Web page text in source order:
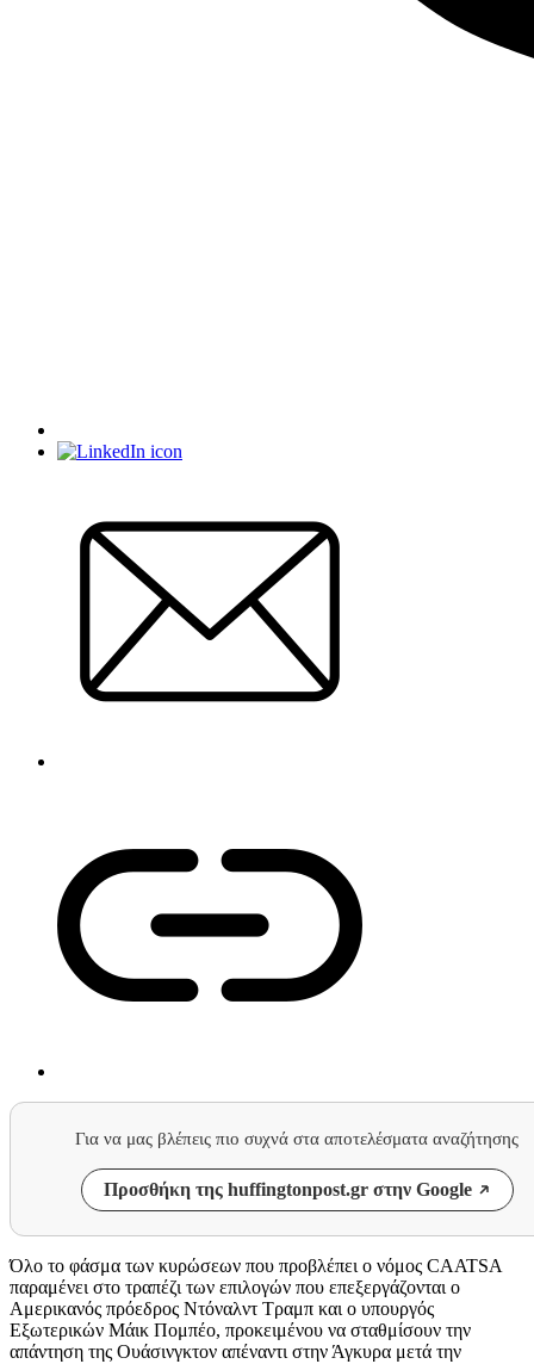
Για να μας βλέπεις πιο συχνά στα αποτελέσματα αναζήτησης
Προσθήκη της huffingtonpost.gr στην Google
Όλο το φάσμα των κυρώσεων που προβλέπει ο νόμος CAATSA
παραμένει στο τραπέζι των επιλογών που επεξεργάζονται ο
Αμερικανός πρόεδρος Ντόναλντ Τραμπ και ο υπουργός
Εξωτερικών Μάικ Πομπέο, προκειμένου να σταθμίσουν την
απάντηση της Ουάσινγκτον απέναντι στην Άγκυρα μετά την